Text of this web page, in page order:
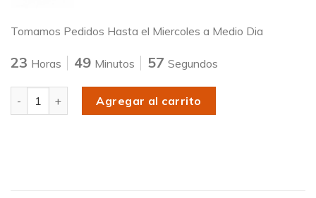
Tomamos Pedidos Hasta el Miercoles a Medio Dia
23 Horas 49 Minutos 57 Segundos
Agregar al carrito